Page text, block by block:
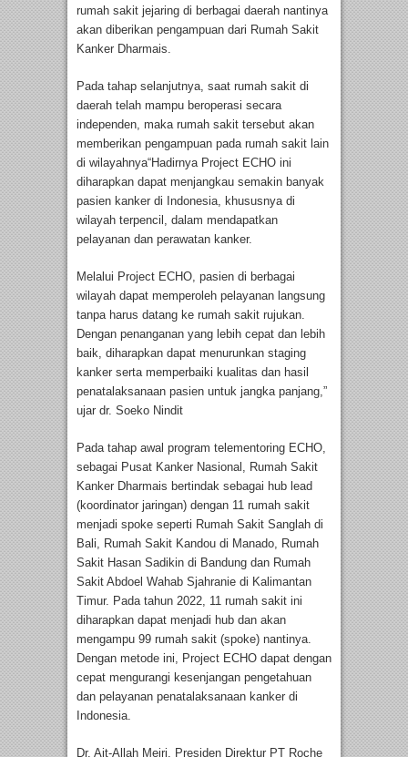
rumah sakit jejaring di berbagai daerah nantinya
akan diberikan pengampuan dari Rumah Sakit
Kanker Dharmais.
Pada tahap selanjutnya, saat rumah sakit di
daerah telah mampu beroperasi secara
independen, maka rumah sakit tersebut akan
memberikan pengampuan pada rumah sakit lain
di wilayahnya“Hadirnya Project ECHO ini
diharapkan dapat menjangkau semakin banyak
pasien kanker di Indonesia, khususnya di
wilayah terpencil, dalam mendapatkan
pelayanan dan perawatan kanker.
Melalui Project ECHO, pasien di berbagai
wilayah dapat memperoleh pelayanan langsung
tanpa harus datang ke rumah sakit rujukan.
Dengan penanganan yang lebih cepat dan lebih
baik, diharapkan dapat menurunkan staging
kanker serta memperbaiki kualitas dan hasil
penatalaksanaan pasien untuk jangka panjang,”
ujar dr. Soeko Nindit
Pada tahap awal program telementoring ECHO,
sebagai Pusat Kanker Nasional, Rumah Sakit
Kanker Dharmais bertindak sebagai hub lead
(koordinator jaringan) dengan 11 rumah sakit
menjadi spoke seperti Rumah Sakit Sanglah di
Bali, Rumah Sakit Kandou di Manado, Rumah
Sakit Hasan Sadikin di Bandung dan Rumah
Sakit Abdoel Wahab Sjahranie di Kalimantan
Timur. Pada tahun 2022, 11 rumah sakit ini
diharapkan dapat menjadi hub dan akan
mengampu 99 rumah sakit (spoke) nantinya.
Dengan metode ini, Project ECHO dapat dengan
cepat mengurangi kesenjangan pengetahuan
dan pelayanan penatalaksanaan kanker di
Indonesia.
Dr. Ait-Allah Mejri, Presiden Direktur PT Roche